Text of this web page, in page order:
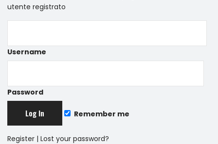
utente registrato
Username
Password
Remember me
Register | Lost your password?